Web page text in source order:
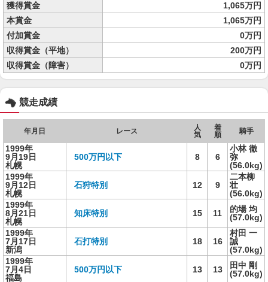
獲得賞金
1,065万円
本賞金
1,065万円
付加賞金
0万円
収得賞金（平地）
200万円
収得賞金（障害）
0万円
競走成績
年月日 レース
人
気
着
順
騎手
1999年
9月19日
札幌
500万円以下 8 6
小林 徹
弥
(56.0kg)
1999年
9月12日
札幌
石狩特別 12 9
二本柳
壮
(56.0kg)
1999年
8月21日
札幌
知床特別 15 11
的場 均
(57.0kg)
1999年
7月17日
新潟
石打特別 18 16
村田 一
誠
(57.0kg)
1999年
7月4日
福島
500万円以下 13 13
田中 剛
(57.0kg)